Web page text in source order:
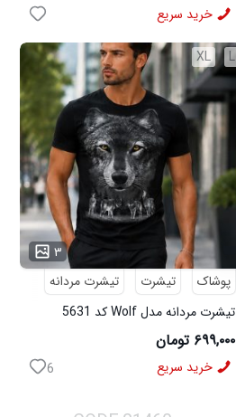
خرید سریع
L
XL
۳
پوشاک
تیشرت
تیشرت مردانه
تیشرت مردانه مدل Wolf کد 5631
۶۹۹,۰۰۰ تومان
خرید سریع 6